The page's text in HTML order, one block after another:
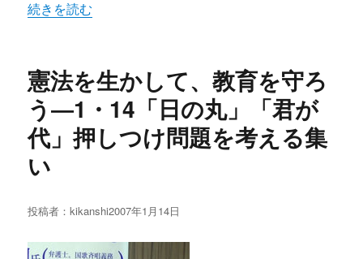
“残業代ゼロ／許すな労働法制改悪！ 超勤訴訟ますます
続きを読む
憲法を生かして、教育を守ろ
う―1・14「日の丸」「君が
代」押しつけ問題を考える集
い
投稿者：kikanshi投
日:
2007年1月14日